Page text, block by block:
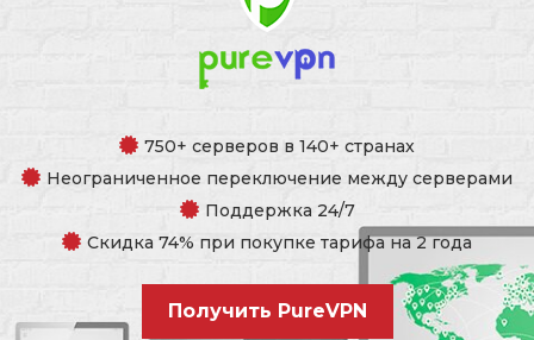
750+ серверов в 140+ странах
Неограниченное переключение между серверами
Поддержка 24/7
Скидка 74% при покупке тарифа на 2 года
Получить PureVPN